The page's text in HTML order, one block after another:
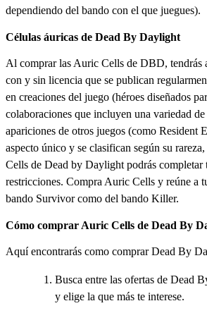
dependiendo del bando con el que juegues).
Células áuricas de Dead By Daylight
Al comprar las Auric Cells de DBD, tendrás
con y sin licencia que se publican
en creaciones del juego (héroes diseñados
colaboraciones que incluyen una variedad de
apariciones de otros juegos (como Resident
aspecto único y se clasifican según su
Cells de Dead by Daylight podrás completar
restricciones. Compra Auric Cells y reúne a
bando Survivor como del bando Killer.
Cómo comprar Auric Cells de Dead By
Aquí encontrarás como comprar Dead By
Busca entre las ofertas de Dead
y elige la que más te interese.